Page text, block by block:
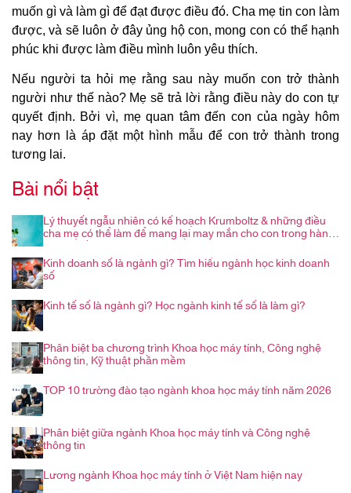
muốn gì và làm gì để đạt được điều đó. Cha mẹ tin con làm
được, và sẽ luôn ở đây ủng hộ con, mong con có thể hạnh
phúc khi được làm điều mình luôn yêu thích.
Nếu người ta hỏi mẹ rằng sau này muốn con trở thành
người như thế nào? Mẹ sẽ trả lời rằng điều này do con tự
quyết định. Bởi vì, mẹ quan tâm đến con của ngày hôm
nay hơn là áp đặt một hình mẫu để con trở thành trong
tương lai.
Bài nổi bật
Lý thuyết ngẫu nhiên có kế hoạch Krumboltz & những điều
cha mẹ có thể làm để mang lại may mắn cho con trong hành
trình nghề nghiệp
Kinh doanh số là ngành gì? Tìm hiểu ngành học kinh doanh
số
Kinh tế số là ngành gì? Học ngành kinh tế số là làm gì?
Phân biệt ba chương trình Khoa học máy tính, Công nghệ
thông tin, Kỹ thuật phần mềm
TOP 10 trường đào tạo ngành khoa học máy tính năm 2026
Phân biệt giữa ngành Khoa học máy tính và Công nghệ
thông tin
Lương ngành Khoa học máy tính ở Việt Nam hiện nay